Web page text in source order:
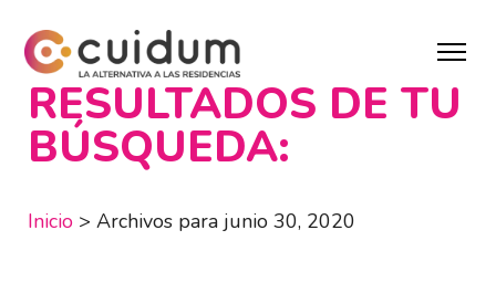
RESULTADOS DE TU
BÚSQUEDA:
Inicio > Archivos para junio 30, 2020